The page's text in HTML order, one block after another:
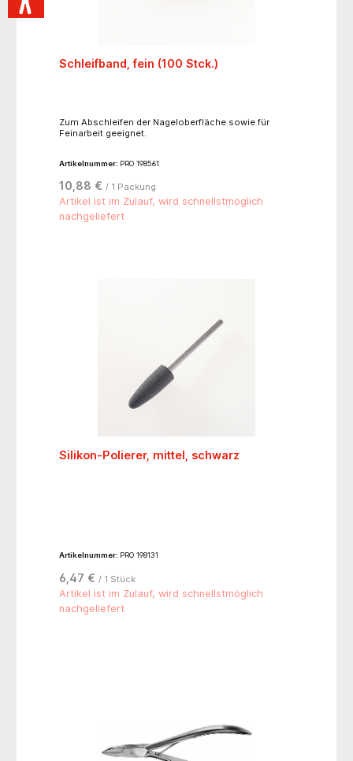
Schleifband, fein (100 Stck.)
Zum Abschleifen der Nageloberfläche sowie für
Feinarbeit geeignet.
Artikelnummer: PRO 198561
10,88 € / 1 Packung
Artikel ist im Zulauf, wird schnellstmöglich
nachgeliefert
Silikon-Polierer, mittel, schwarz
Artikelnummer: PRO 198131
6,47 € / 1 Stück
Artikel ist im Zulauf, wird schnellstmöglich
nachgeliefert